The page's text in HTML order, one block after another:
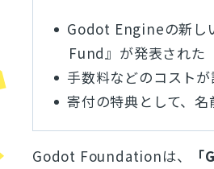
Godot Engineの新し
Fund』が発表された
手数料などのコスト
寄付の特典として、
Godot Foundationは、